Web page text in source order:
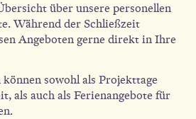
über unsere personellen
Während der Schließzeit
Angeboten gerne direkt in Ihre
sowohl als Projekttage
als auch als Ferienangebote für